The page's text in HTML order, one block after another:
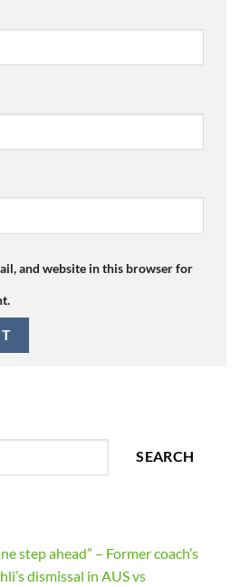
and website in this browser for
SEARCH
step ahead” – Former coach’s
dismissal in AUS vs